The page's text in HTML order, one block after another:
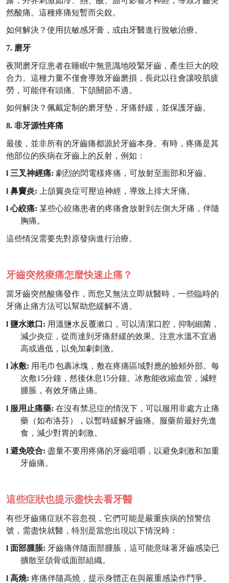
然酸痛。這種疼痛短暫而尖銳。
如何解決？使用抗敏感牙膏，或由牙醫進行脫敏治療。
7. 磨牙
夜間磨牙症患者在睡眠中無意識地咬緊牙齒，產生巨大的咬
合力。這種力量不僅會導致牙齒磨損，長此以往會讓咬肌疲
勞，可能伴有頭痛、下頜關節不適。
如何解決？佩戴定制的磨牙墊，牙痛舒緩，並保護牙齒。
8. 非牙源性疼痛
最後，並非所有的牙齒痛都源於牙齒本身。有時，疼痛是其
他部位的疾病在牙齒上的反射，例如：
l 三叉神經痛: 劇烈的閃電樣疼痛，可放射至面部和牙齒。
l 鼻竇炎: 上頜竇炎症可壓迫神經，導致上排大牙痛。
l心絞痛: 某些心絞痛患者的疼痛會放射到左側大牙痛，伴隨
胸痛。
這些情況需要先對原發病進行治療。
牙齒突然痠痛怎麼快速止痛？
當牙齒突然酸痛發作，而您又無法立即就醫時，一些臨時的
牙痛止痛方法可以幫助您緩解不適。
l 鹽水漱口 : 用溫鹽水反覆漱口，可以清潔口腔，抑制細菌，
減少炎症，從而達到牙痛舒緩的效果。注意水溫不宜過
高或過低，以免加劇刺激。
l 冰敷: 用毛巾包裹冰塊，敷在疼痛區域對應的臉頰外部。每
次敷15分鐘，然後休息15分鐘。冰敷能收縮血管，減輕
腫脹，有效牙痛止痛。
l 服用止痛藥: 在沒有禁忌症的情況下，可以服用非處方止痛
藥（如布洛芬），以暫時緩解牙齒痛。服藥前最好先進
食，減少對胃的刺激。
l 避免咬合: 盡量不要用疼痛的牙齒咀嚼，以避免刺激和加重
牙齒痛。
這些症狀也提示盡快去看牙醫
有些牙齒痛症狀不容忽視，它們可能是嚴重疾病的預警信
號，需盡快就醫，特別是當您出現以下情況時：
l 面部腫脹: 牙齒痛伴隨面部腫脹，這可能意味著牙齒感染已
擴散至頜骨或面部組織。
l 高燒: 疼痛伴隨高燒，提示身體正在與嚴重感染作鬥爭。